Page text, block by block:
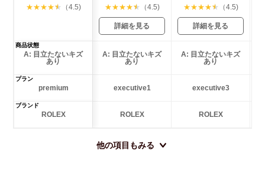
★★★★★ （4.5)
★★★★★ （4.5)
詳細を見る
★★★★★ （4.5)
詳細を見る
商品状態
A: 目立たないキズ
あり
A: 目立たないキズ
あり
A: 目立たないキズ
あり
プラン
premium executive1 executive3
ブランド
ROLEX ROLEX ROLEX
他の項目もみる